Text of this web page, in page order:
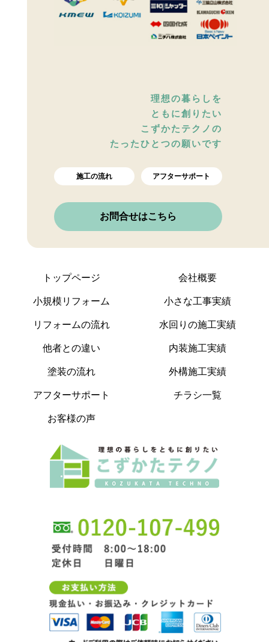
理想の暮らしを
ともに創りたい
こずかたテクノの
たったひとつの願いです
施工の流れ アフターサポート
お問合せはこちら
トップページ
小規模リフォーム
リフォームの流れ
他者との違い
塗装の流れ
アフターサポート
お客様の声
会社概要
小さな工事実績
水回りの施工実績
内装施工実績
外構施工実績
チラシ一覧